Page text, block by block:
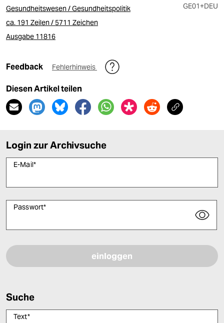
Gesundheitswesen / Gesundheitspolitik GE01+DEU
ca. 191 Zeilen / 5711 Zeichen
Ausgabe 11816
Feedback Fehlerhinweis
Diesen Artikel teilen
Login zur Archivsuche
E-Mail*
Passwort*
Suche
Text*